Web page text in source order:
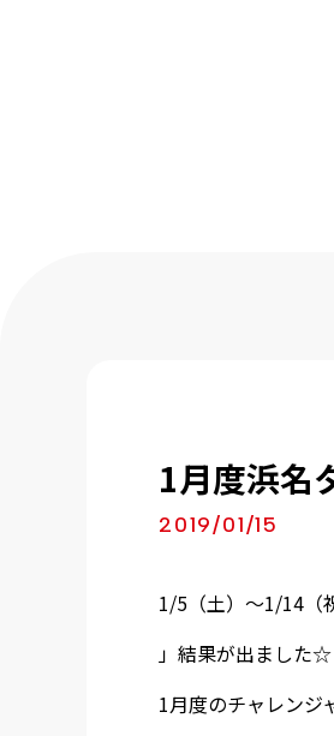
1月度浜名
2019/01/15
1/5（土）～1/14（
」結果が出ました☆
1月度のチャレンジ